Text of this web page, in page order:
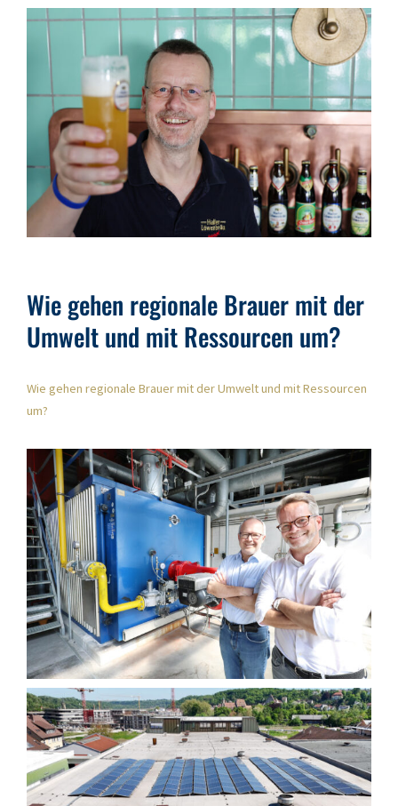
Wie gehen regionale Brauer mit der
Umwelt und mit Ressourcen um?
Wie gehen regionale Brauer mit der Umwelt und mit Ressourcen
um?